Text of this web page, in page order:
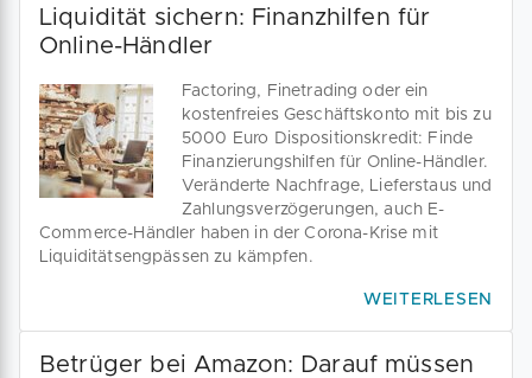
Liquidität sichern: Finanzhilfen für
Online-Händler
Factoring, Finetrading oder ein
kostenfreies Geschäftskonto mit bis zu
5000 Euro Dispositionskredit: Finde
Finanzierungshilfen für Online-Händler.
Veränderte Nachfrage, Lieferstaus und
Zahlungsverzögerungen, auch E-
Commerce-Händler haben in der Corona-Krise mit
Liquiditätsengpässen zu kämpfen.
WEITERLESEN
Betrüger bei Amazon: Darauf müssen